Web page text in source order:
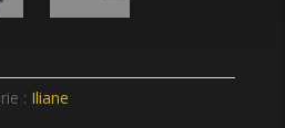
: Iliane